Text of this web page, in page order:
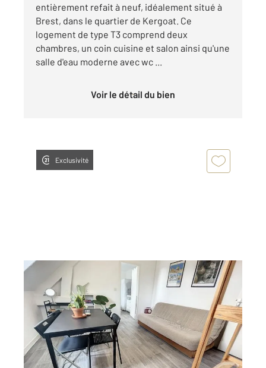
entièrement refait à neuf, idéalement situé à
Brest, dans le quartier de Kergoat. Ce
logement de type T3 comprend deux
chambres, un coin cuisine et salon ainsi qu'une
salle d'eau moderne avec wc ...
Voir le détail du bien
Exclusivité
BREST 29
29,18 m
, 2 pièces
Ref : 7723
Appartement T2 à louer
565 €
par mois charges comprises